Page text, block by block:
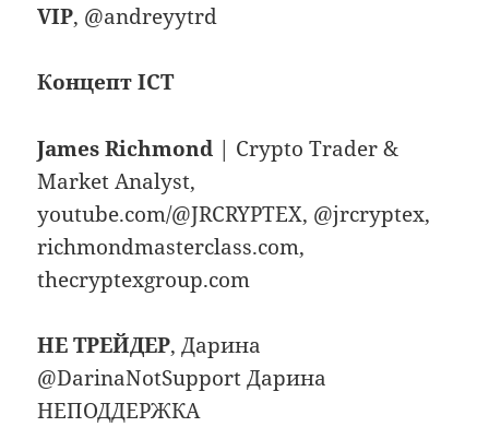
VIP, @andreyytrd
Концепт ICT
James Richmond | Crypto Trader &
Market Analyst,
youtube.com/@JRCRYPTEX, @jrcryptex,
richmondmasterclass.com,
thecryptexgroup.com
НЕ ТРЕЙДЕР, Дарина
@DarinaNotSupport Дарина
НЕПОДДЕРЖКА